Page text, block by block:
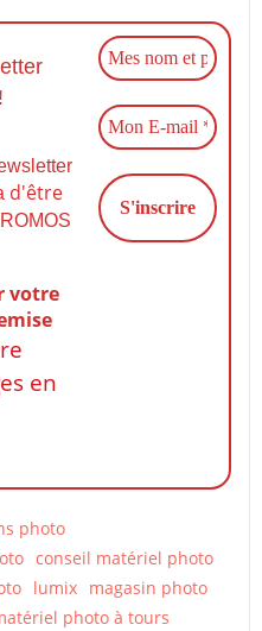
d'être
votre
en
photo
conseil matériel photo
lumix magasin photo
photo à tours